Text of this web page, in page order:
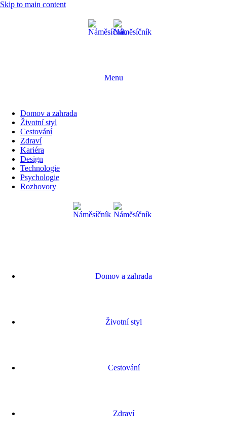
Skip to main content
Menu
Domov a zahrada
Životní styl
Cestování
Zdraví
Kariéra
Design
Technologie
Psychologie
Rozhovory
Domov a zahrada
Životní styl
Cestování
Zdraví